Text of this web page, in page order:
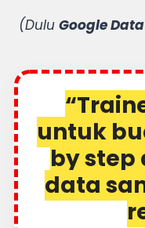
(Dulu Google
untuk
by step
data